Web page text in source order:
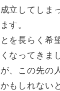
立してしま
す。
を長らく希
なってきま
、この先の
もしれない